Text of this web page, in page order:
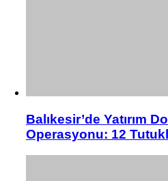
Balıkesir’de Yatırım
Operasyonu: 12